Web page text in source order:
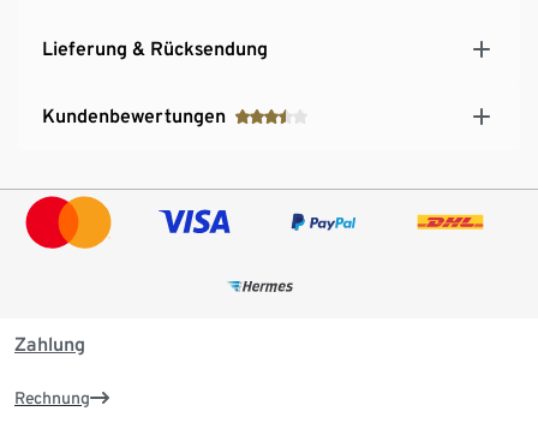
Lieferung & Rücksendung
Kundenbewertungen
Zahlung
Rechnung